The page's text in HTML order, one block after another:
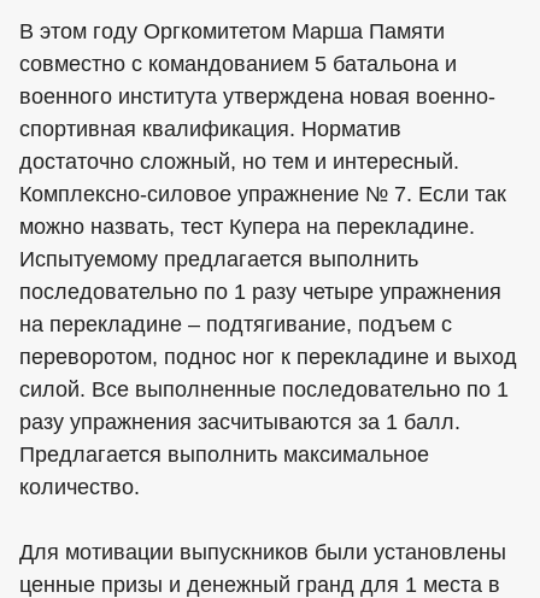
В этом году Оргкомитетом Марша Памяти
совместно с командованием 5 батальона и
военного института утверждена новая военно-
спортивная квалификация. Норматив
достаточно сложный, но тем и интересный.
Комплексно-силовое упражнение № 7. Если так
можно назвать, тест Купера на перекладине.
Испытуемому предлагается выполнить
последовательно по 1 разу четыре упражнения
на перекладине – подтягивание, подъем с
переворотом, поднос ног к перекладине и выход
силой. Все выполненные последовательно по 1
разу упражнения засчитываются за 1 балл.
Предлагается выполнить максимальное
количество.
Для мотивации выпускников были установлены
ценные призы и денежный гранд для 1 места в